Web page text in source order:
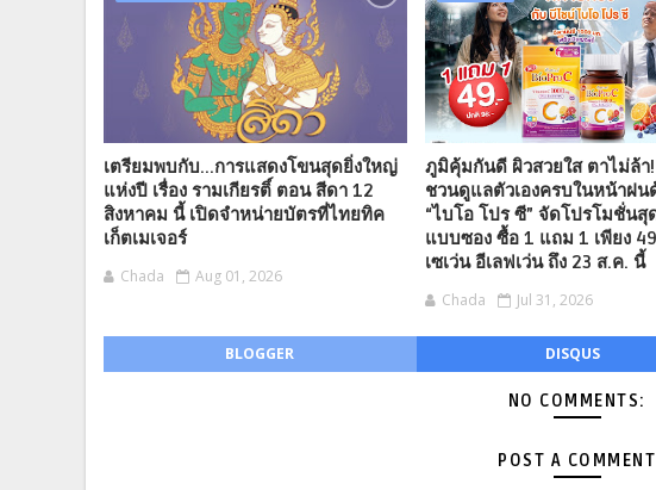
เตรียมพบกับ...การแสดงโขนสุดยิ่งใหญ่
แห่งปี เรื่อง รามเกียรติ์ ตอน สีดา 12
สิงหาคม นี้ เปิดจำหน่ายบัตรที่ไทยทิค
เก็ตเมเจอร์
Chada Aug 01, 2026
ภูมิคุ้มกันดี ผิวสวยใส ตาไม่ล้า!
ชวนดูแลตัวเองครบในหน้าฝน
“ไบโอ โปร ซี” จัดโปรโมชั่นสุ
แบบซอง ซื้อ 1 แถม 1 เพียง
เซเว่น อีเลฟเว่น ถึง 23 ส.ค. นี้
Chada Jul 31, 2026
BLOGGER DISQUS
NO COMMENTS:
POST A COMMENT